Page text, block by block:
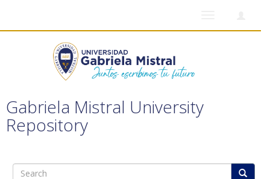
Gabriela Mistral University
Repository